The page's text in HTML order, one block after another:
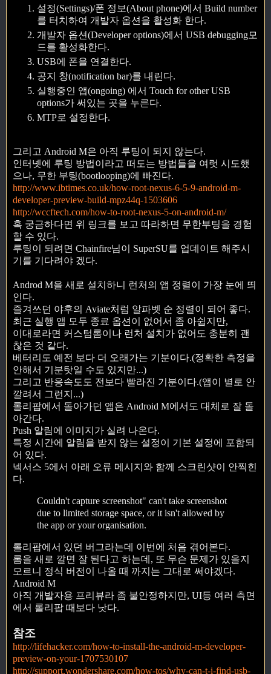
설정(Settings)/폰 정보(About phone)에서 Build number
를 터치하여 개발자 옵션을 활성화 한다.
개발자 옵션(Developer options)에서 USB debugging모
드를 활성화한다.
USB에 폰을 연결한다.
공지 창(notification bar)를 내린다.
실행중인 앱(ongoing) 에서 Touch for other USB
options가 써있는 곳을 누른다.
MTP로 설정한다.
그리고 Android M은 아직 루팅이 되지 않는다.
인터넷에 루팅 방법이라고 떠도는 방법들을 여럿 시도했
으나, 무한 부팅(bootlooping)에 빠진다.
http://www.ibtimes.co.uk/how-root-nexus-6-5-9-android-m-
developer-preview-build-mpz44q-1503606
http://wccftech.com/how-to-root-nexus-5-on-android-m/
혹 궁금하다면 위 링크를 보고 따라하면 무한부팅을 경험
할 수 있다.
루팅이 되려면 Chainfire님이 SuperSU를 업데이트 해주시
기를 기다려야 겠다.
Androd M을 새로 설치하니 런처의 앱 정렬이 가장 눈에 띄
인다.
즐겨쓰던 야후의 Aviate처럼 알파벳 순 정렬이 되어 좋다.
최근 실행 앱 모두 종료 옵션이 없어서 좀 아쉽지만,
이대로라면 커스텀롬이나 런처 설치가 없어도 충분히 괜
찮은 것 같다.
베터리도 예전 보다 더 오래가는 기분이다.(정확한 측정을
안해서 기분탓일 수도 있지만...)
그리고 반응속도도 전보다 빨라진 기분이다.(앱이 별로 안
깔려서 그런지...)
롤리팝에서 돌아가던 앱은 Android M에서도 대체로 잘 돌
아간다.
Push 알림에 이미지가 실려 나온다.
특정 시간에 알림을 받지 않는 설정이 기본 설정에 포함되
어 있다.
넥서스 5에서 아래 오류 메시지와 함께 스크린샷이 안찍힌
다.
Couldn't capture screenshot" can't take screenshot
due to limited storage space, or it isn't allowed by
the app or your organisation.
롤리팝에서 있던 버그라는데 이번에 처음 겪어본다.
롬을 새로 깔면 잘 된다고 하는데, 또 무슨 문제가 있을지
모르니 정식 버전이 나올 때 까지는 그대로 써야겠다.
Android M
아직 개발자용 프리뷰라 좀 불안정하지만, UI등 여러 측면
에서 롤리팝 때보다 낫다.
참조
http://lifehacker.com/how-to-install-the-android-m-developer-
preview-on-your-1707530107
http://support.wondershare.com/how-tos/why-can-t-i-find-usb-